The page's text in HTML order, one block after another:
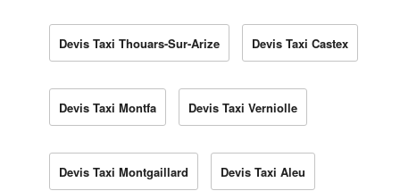
Devis Taxi Thouars-Sur-Arize Devis Taxi Castex
Devis Taxi Montfa Devis Taxi Verniolle
Devis Taxi Montgaillard Devis Taxi Aleu